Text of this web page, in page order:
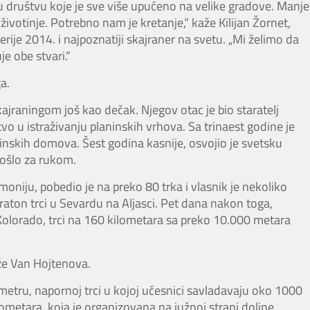
koje je sve više upućeno na velike gradove. Manje
Potrebno nam je kretanje,“ kaže Kilijan Žornet,
2014. i najpoznatiji skajraner na svetu. „Mi želimo da
obe stvari.“
još kao dečak. Njegov otac je bio staratelj
u istraživanju planinskih vrhova. Sa trinaest godine je
domova. Šest godina kasnije, osvojio je svetsku
za rukom.
pobedio je na preko 80 trka i vlasnik je nekoliko
trci u Sevardu na Aljasci. Pet dana nakon toga,
trci na 160 kilometara sa preko 10.000 metara
Van Hojtenova.
napornoj trci u kojoj učesnici savladavaju oko 1000